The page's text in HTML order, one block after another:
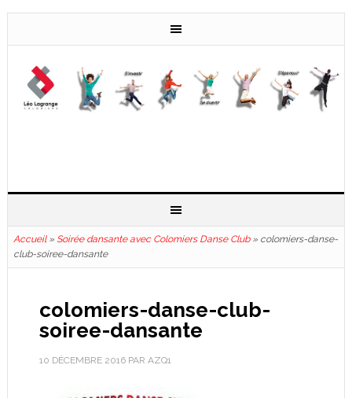
Accueil» Soirée dansante avec Colomiers Danse Club» colomiers-danse-
club-soiree-dansante
colomiers-danse-club-
soiree-dansante
10 DÉCEMBRE 2016PAR AZQ1